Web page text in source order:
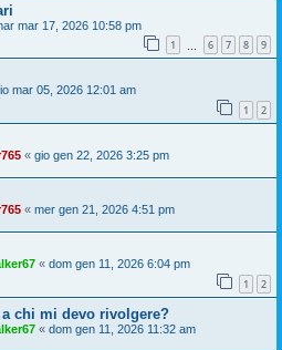
mar 17, 2026 10:58 pm
1 6 7 8 9
mar 05, 2026 12:01 am
1 2
« gio gen 22, 2026 3:25 pm
« mer gen 21, 2026 4:51 pm
« dom gen 11, 2026 6:04 pm
1 2
chi mi devo rivolgere?
« dom gen 11, 2026 11:32 am